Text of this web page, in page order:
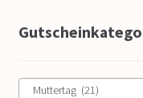
Muttertag (21)